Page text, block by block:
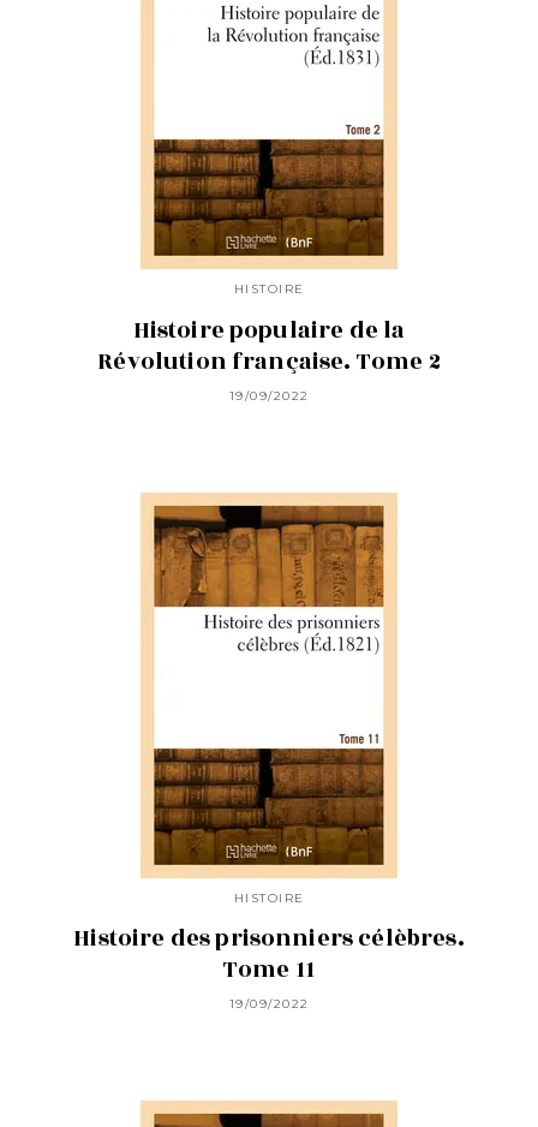
HISTOIRE
Histoire populaire de la
Révolution française. Tome 2
19/09/2022
HISTOIRE
Histoire des prisonniers célèbres.
Tome 11
19/09/2022